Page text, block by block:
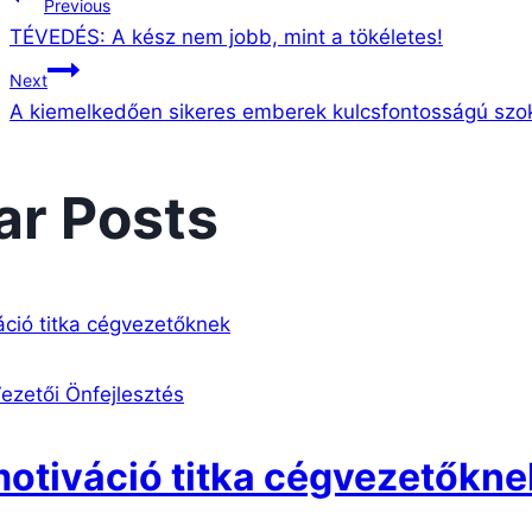
Bejegyzés
navigáció
Previous
TÉVEDÉS: A kész nem jobb, mint a tökéletes!
Next
A kiemelkedően sikeres emberek kulcsfontosságú
Posts
Önfejlesztés
titka